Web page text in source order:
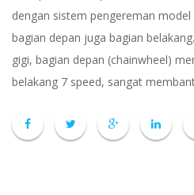
dengan sistem pengereman
bagian depan juga bagian
gigi, bagian depan (chainwheel)
belakang 7 speed, sangat